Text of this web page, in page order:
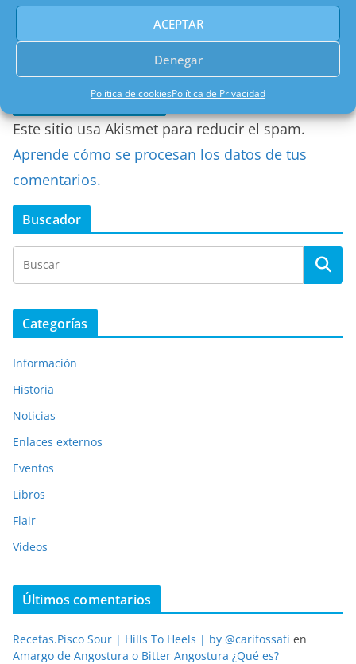
ACEPTAR
Denegar
Política de cookiesPolítica de Privacidad
Este sitio usa Akismet para reducir el spam.
Aprende cómo se procesan los datos de tus
comentarios.
Buscador
Categorías
Información
Historia
Noticias
Enlaces externos
Eventos
Libros
Flair
Videos
Últimos comentarios
Recetas.Pisco Sour | Hills To Heels | by @carifossati en
Amargo de Angostura o Bitter Angostura ¿Qué es?